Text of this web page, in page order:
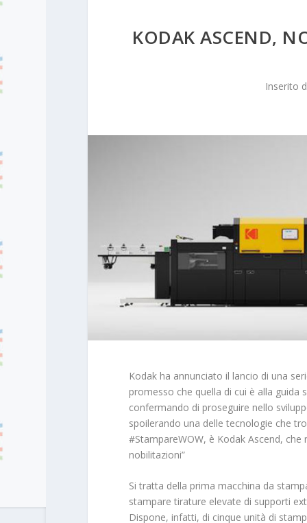
KODAK ASCEND,
Inserito
Kodak ha annunciato il lancio di una
promesso che quella di cui è alla guida
confermando di proseguire nello
spoilerando una delle tecnologie che
#StampareWOW, è Kodak Ascend,
nobilitazioni”
Si tratta della prima macchina da
stampare tirature elevate di supporti
Dispone, infatti, di cinque unità di